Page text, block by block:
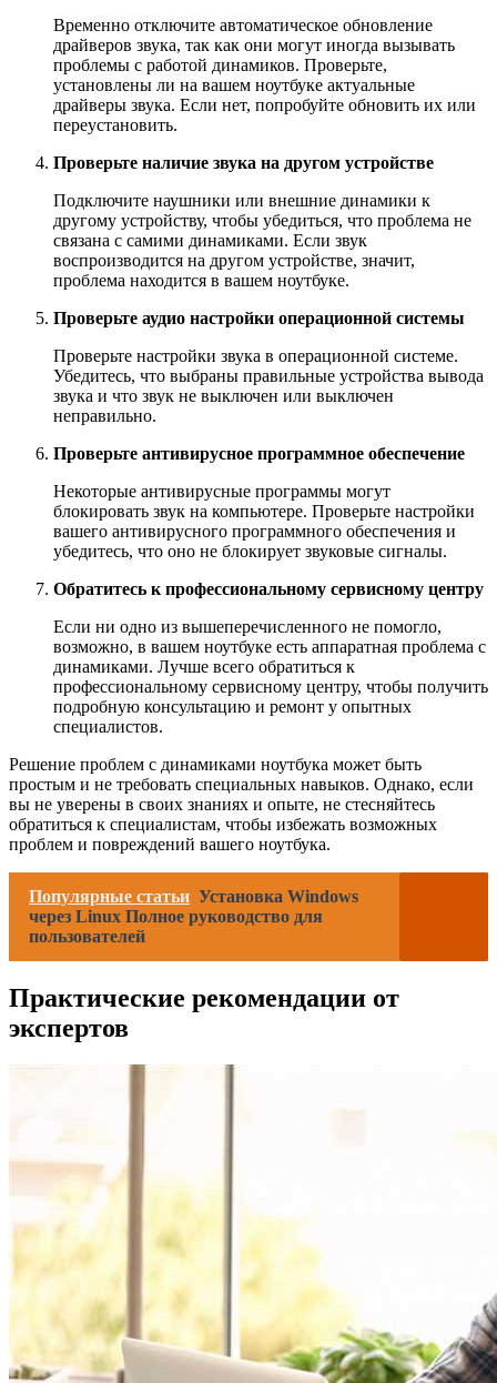
Временно отключите автоматическое обновление
драйверов звука, так как они могут иногда вызывать
проблемы с работой динамиков. Проверьте,
установлены ли на вашем ноутбуке актуальные
драйверы звука. Если нет, попробуйте обновить их или
переустановить.
Проверьте наличие звука на другом устройстве
Подключите наушники или внешние динамики к
другому устройству, чтобы убедиться, что проблема не
связана с самими динамиками. Если звук
воспроизводится на другом устройстве, значит,
проблема находится в вашем ноутбуке.
Проверьте аудио настройки операционной системы
Проверьте настройки звука в операционной системе.
Убедитесь, что выбраны правильные устройства вывода
звука и что звук не выключен или выключен
неправильно.
Проверьте антивирусное программное обеспечение
Некоторые антивирусные программы могут
блокировать звук на компьютере. Проверьте настройки
вашего антивирусного программного обеспечения и
убедитесь, что оно не блокирует звуковые сигналы.
Обратитесь к профессиональному сервисному центру
Если ни одно из вышеперечисленного не помогло,
возможно, в вашем ноутбуке есть аппаратная проблема с
динамиками. Лучше всего обратиться к
профессиональному сервисному центру, чтобы получить
подробную консультацию и ремонт у опытных
специалистов.
Решение проблем с динамиками ноутбука может быть
простым и не требовать специальных навыков. Однако, если
вы не уверены в своих знаниях и опыте, не стесняйтесь
обратиться к специалистам, чтобы избежать возможных
проблем и повреждений вашего ноутбука.
Популярные статьи Установка Windows
через Linux Полное руководство для
пользователей
Практические рекомендации от
экспертов